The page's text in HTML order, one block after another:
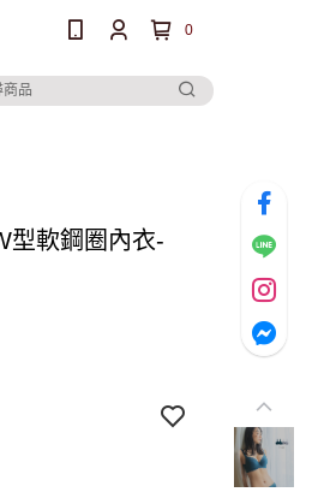
0
型軟鋼圈內衣-